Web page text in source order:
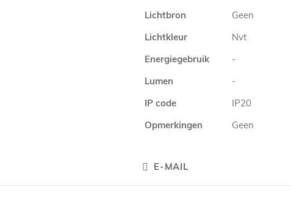
Lichtbron
Geen
Lichtkleur
Nvt
Energiegebruik
-
Lumen
-
IP code
IP20
Opmerkingen
Geen
E-MAIL